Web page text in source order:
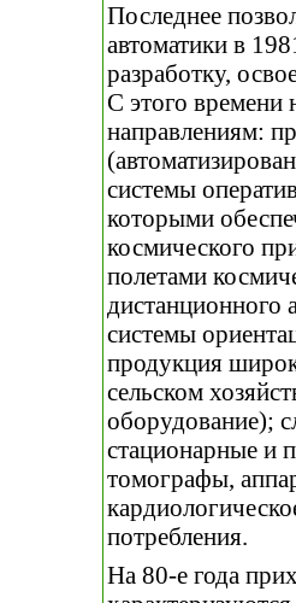
Последнее
автоматики в
разработку,
С этого времени
направлениям:
системы
которыми
космического
полетами
дистанционного
системы
продукция
сельском
оборудование);
стационарные и
томографы,
потребления.
На 80-е года